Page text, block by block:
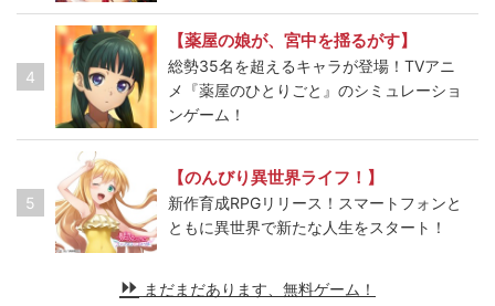
4
【薬屋の娘が、宮中を揺るがす】
総勢35名を超えるキャラが登場！TVアニ
メ『薬屋のひとりごと』のシミュレーショ
ンゲーム！
5
【のんびり異世界ライフ！】
新作育成RPGリリース！スマートフォンと
ともに異世界で新たな人生をスタート！
まだまだあります、無料ゲーム！